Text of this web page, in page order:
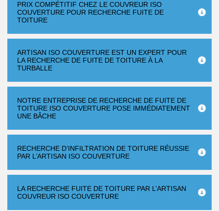
PRIX COMPÉTITIF CHEZ LE COUVREUR ISO
COUVERTURE POUR RECHERCHE FUITE DE
TOITURE
ARTISAN ISO COUVERTURE EST UN EXPERT POUR
LA RECHERCHE DE FUITE DE TOITURE À LA
TURBALLE
NOTRE ENTREPRISE DE RECHERCHE DE FUITE DE
TOITURE ISO COUVERTURE POSE IMMÉDIATEMENT
UNE BÂCHE
RECHERCHE D’INFILTRATION DE TOITURE RÉUSSIE
PAR L’ARTISAN ISO COUVERTURE
LA RECHERCHE FUITE DE TOITURE PAR L’ARTISAN
COUVREUR ISO COUVERTURE